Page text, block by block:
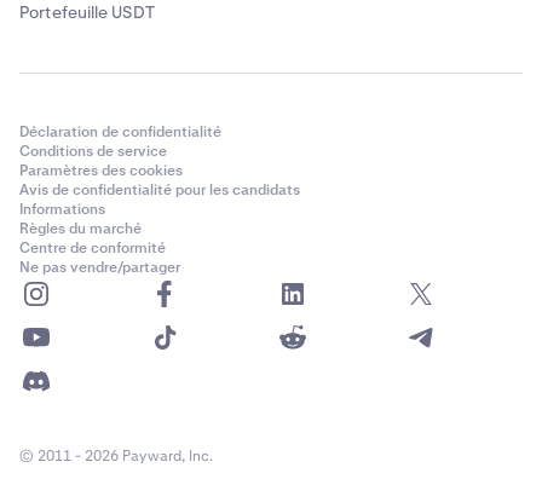
Portefeuille USDT
Déclaration de confidentialité
Conditions de service
Paramètres des cookies
Avis de confidentialité pour les candidats
Informations
Règles du marché
Centre de conformité
Ne pas vendre/partager
© 2011 - 2026 Payward, Inc.